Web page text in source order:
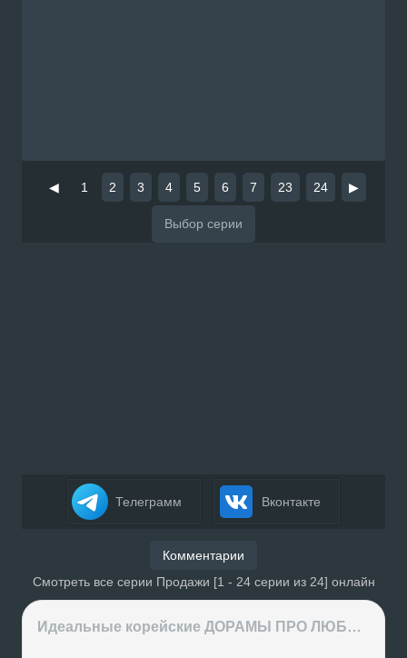
◀ 1 2 3 4 5 6 7 23 24 ▶
Телеграмм Вконтакте
Комментарии
Смотреть все серии Продажи [1 - 24 серии из 24] онлайн
Идеальные корейские ДОРАМЫ ПРО ЛЮБОВЬ на вечер